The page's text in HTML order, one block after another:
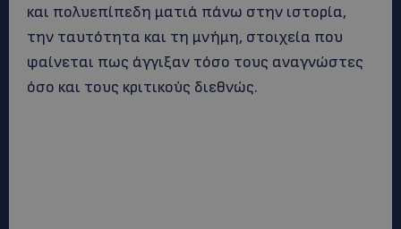
και πολυεπίπεδη ματιά πάνω στην ιστορία,
την ταυτότητα και τη μνήμη, στοιχεία που
φαίνεται πως άγγιξαν τόσο τους αναγνώστες
όσο και τους κριτικούς διεθνώς.